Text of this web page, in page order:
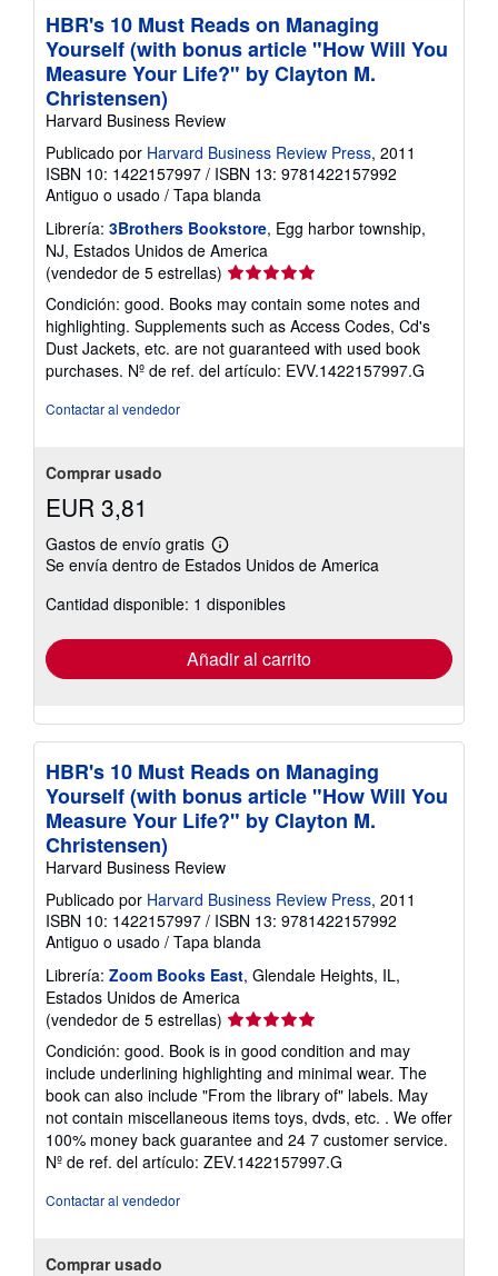
HBR's 10 Must Reads on Managing
Yourself (with bonus article "How Will You
Measure Your Life?" by Clayton M.
Christensen)
Harvard Business Review
Publicado por Harvard Business Review Press, 2011
ISBN 10: 1422157997 / ISBN 13: 9781422157992
Antiguo o usado / Tapa blanda
Librería: 3Brothers Bookstore, Egg harbor township,
NJ, Estados Unidos de America
(vendedor de 5 estrellas) Calificación
vendedor:
5
de
5
Condición: good. Books may contain some notes and
highlighting. Supplements such as Access Codes, Cd's
Dust Jackets, etc. are not guaranteed with used book
purchases. Nº de ref. del artículo: EVV.1422157997.G
Contactar al vendedor
Comprar usado
EUR 3,81
Gastos de envío gratis
Más
información
las
tarifas
envío
Se envía dentro de Estados Unidos de America
Cantidad disponible: 1 disponibles
Añadir al carrito
HBR's 10 Must Reads on Managing
Yourself (with bonus article "How Will You
Measure Your Life?" by Clayton M.
Christensen)
Harvard Business Review
Publicado por Harvard Business Review Press, 2011
ISBN 10: 1422157997 / ISBN 13: 9781422157992
Antiguo o usado / Tapa blanda
Librería: Zoom Books East, Glendale Heights, IL,
Estados Unidos de America
(vendedor de 5 estrellas) Calificación
vendedor:
5
de
5
estrellas
Condición: good. Book is in good condition and may
include underlining highlighting and minimal wear. The
book can also include "From the library of" labels. May
not contain miscellaneous items toys, dvds, etc. . We offer
100% money back guarantee and 24 7 customer service.
Nº de ref. del artículo: ZEV.1422157997.G
Contactar al vendedor
Comprar usado